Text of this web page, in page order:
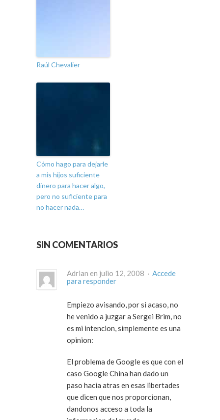
Raúl Chevalier
Cómo hago para dejarle
a mis hijos suficiente
dinero para hacer algo,
pero no suficiente para
no hacer nada…
SIN COMENTARIOS
Adrian en julio 12, 2008 · Accede
para responder
Empiezo avisando, por si acaso, no
he venido a juzgar a Sergei Brim, no
es mi intencion, simplemente es una
opinion:
El problema de Google es que con el
caso Google China han dado un
paso hacia atras en esas libertades
que dicen que nos proporcionan,
dandonos acceso a toda la